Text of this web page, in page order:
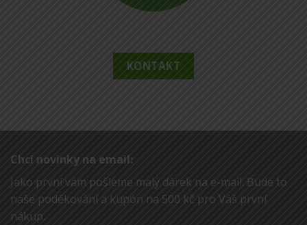
KONTAKT
Chci novinky na email:
Jako první vám pošleme malý dárek na e-mail. Bude to
naše poděkování a kupón na 500 kč pro Váš první
nákup.